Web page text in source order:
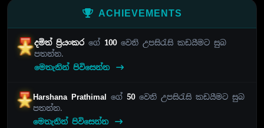
ACHIEVEMENTS
දමිත් ප්‍රියංකරගේ 100වෙනි උපසිරැසි කඩයීමට සුබ
පතන්න.
මෙතැනින් පිවිසෙන්න
Harshana Prathimal ගේ 50වෙනි උපසිරැසි කඩයීමට සුබ
පතන්න.
මෙතැනින් පිවිසෙන්න